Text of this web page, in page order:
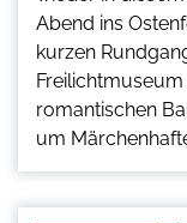
Abend ins
kurzen
romantischen
um